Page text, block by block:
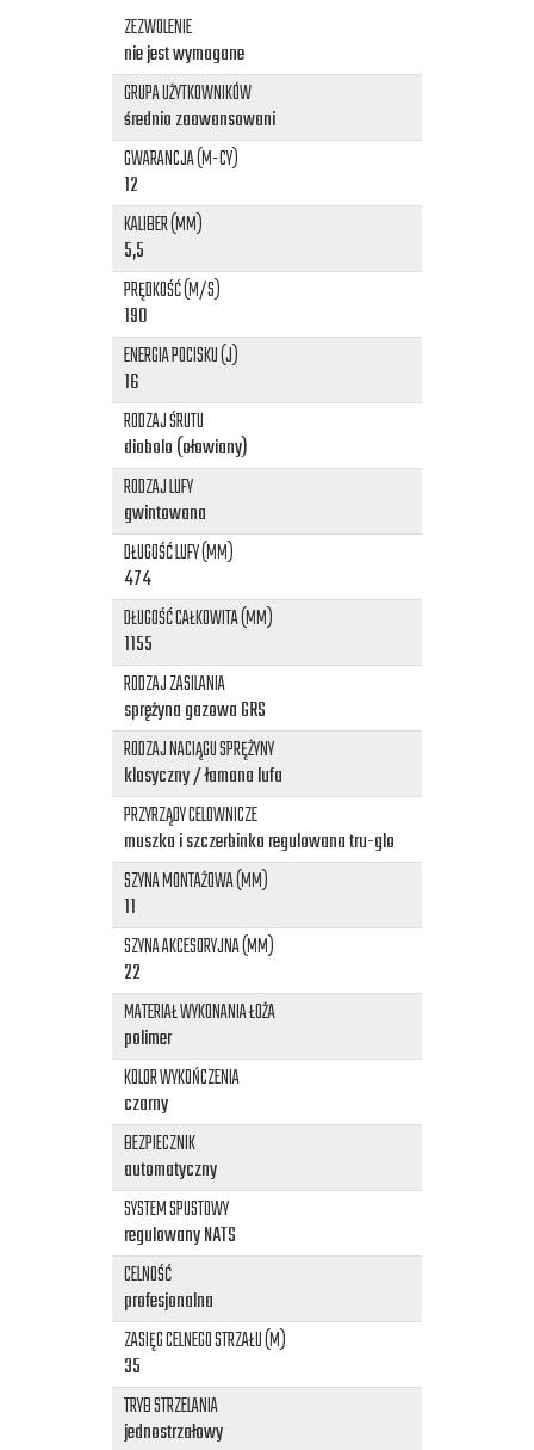
ZEZWOLENIE
nie jest wymagane
GRUPA UŻYTKOWNIKÓW
średnio zaawansowani
GWARANCJA (M-CY)
12
KALIBER (MM)
5,5
PRĘDKOŚĆ (M/S)
190
ENERGIA POCISKU (J)
16
RODZAJ ŚRUTU
diabolo (ołowiany)
RODZAJ LUFY
gwintowana
DŁUGOŚĆ LUFY (MM)
474
DŁUGOŚĆ CAŁKOWITA (MM)
1155
RODZAJ ZASILANIA
sprężyna gazowa GRS
RODZAJ NACIĄGU SPRĘŻYNY
klasyczny / łamana lufa
PRZYRZĄDY CELOWNICZE
muszka i szczerbinka regulowana tru-glo
SZYNA MONTAŻOWA (MM)
11
SZYNA AKCESORYJNA (MM)
22
MATERIAŁ WYKONANIA ŁOŻA
polimer
KOLOR WYKOŃCZENIA
czarny
BEZPIECZNIK
automatyczny
SYSTEM SPUSTOWY
regulowany NATS
CELNOŚĆ
profesjonalna
ZASIĘG CELNEGO STRZAŁU (M)
35
TRYB STRZELANIA
jednostrzałowy